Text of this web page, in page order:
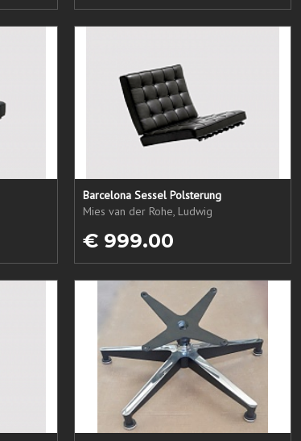
Barcelona Sessel Polsterung
Mies van der Rohe, Ludwig
€ 999.00